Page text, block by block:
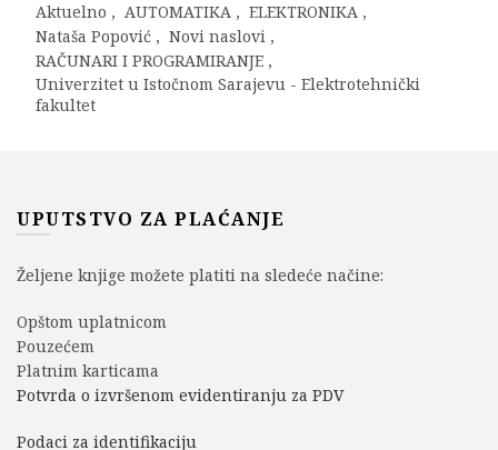
Aktuelno , AUTOMATIKA , ELEKTRONIKA ,
Nataša Popović , Novi naslovi ,
RAČUNARI I PROGRAMIRANJE ,
Univerzitet u Istočnom Sarajevu - Elektrotehnički
fakultet
UPUTSTVO ZA PLAĆANJE
Željene knjige možete platiti na sledeće načine:
Opštom uplatnicom
Pouzećem
Platnim karticama
Potvrda o izvršenom evidentiranju za PDV
Podaci za identifikaciju